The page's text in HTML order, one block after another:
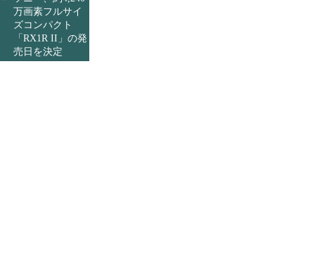
万画素フルサイ
ズコンパクト
「RX1R II」の発
売日を決定